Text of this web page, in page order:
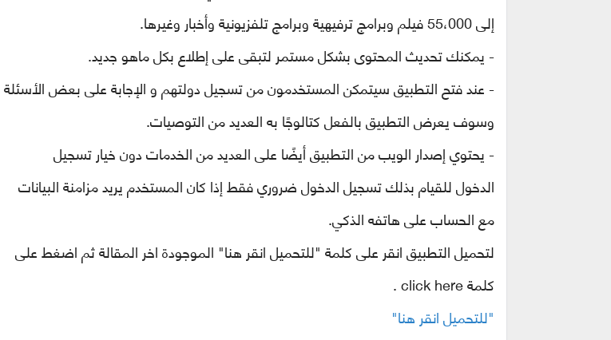
إلى 55،000 فيلم وبرامج ترفيهية وبرامج تلفزيونية وأخبار وغيرها.
- يمكنك تحديث المحتوى بشكل مستمر لتبقى على إطلاع بكل ماهو جديد.
-عند فتح التطبيق سيتمكن المستخدمون من تسجيل دولتهم و الإجابة على بعض الأسئلة
وسوف يعرض التطبيق بالفعل كتالوجًا به العديد من التوصيات.
- يحتوي إصدار الويب من التطبيق أيضًا على العديد من الخدمات دون خيار تسجيل
الدخول للقيام بذلك تسجيل الدخول ضروري فقط إذا كان المستخدم يريد مزامنة البيانات
مع الحساب على هاتفه الذكي.
لتحميل التطبيق انقر على كلمة "للتحميل انقر هنا" الموجودة اخر المقالة ثم اضغط على
كلمةclick here .
"للتحميل انقر هنا"